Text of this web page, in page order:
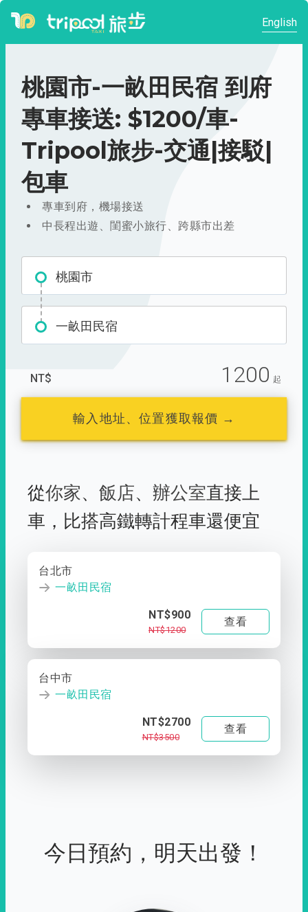
English
桃園市-一畝田民宿 到府
專車接送: $1200/車-
Tripool旅步-交通|接駁|
包車
專車到府，機場接送
中長程出遊、閨蜜小旅行、跨縣市出差
桃園市
一畝田民宿
NT$ 1200 起
輸入地址、位置獲取報價 →
從你家、 飯店、 辦公室直接上
車， 比搭高鐵轉計程車還便宜
台北市
一畝田民宿
NT$900
NT$1200
查看
台中市
一畝田民宿
NT$2700
NT$3500
查看
今日預約，明天出發！